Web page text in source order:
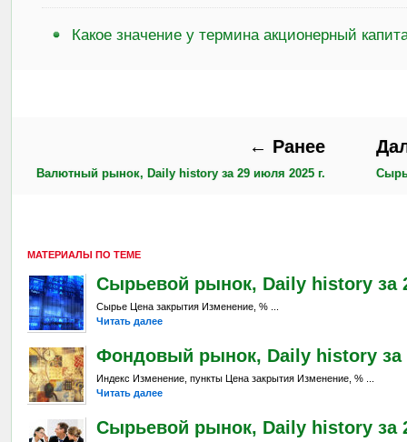
Какое значение у термина акционерный
← Ранее
Валютный рынок, Daily history за 29 июля 2025 г.
МАТЕРИАЛЫ ПО ТЕМЕ
Сырьевой рынок, Daily history за
Сырье Цена закрытия Изменение, % ...
Читать далее
Фондовый рынок, Daily history за
Индекс Изменение, пункты Цена закрытия Изменение, % ...
Читать далее
Сырьевой рынок, Daily history за